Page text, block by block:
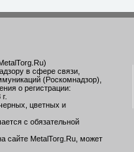
в сфере связи,
(Роскомнадзор),
о регистрации:
цветных и
с обязательной
сайте MetalTorg.Ru, может